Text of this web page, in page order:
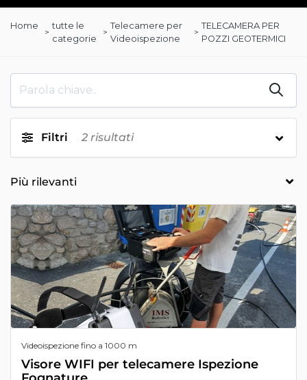
Home
tutte le
categorie
Telecamere per
Videoispezione
TELECAMERA PER
POZZI GEOTERMICI
Filtri 2 risultati
Videoispezione fino a 1000 m
Visore WIFI per telecamere Ispezione